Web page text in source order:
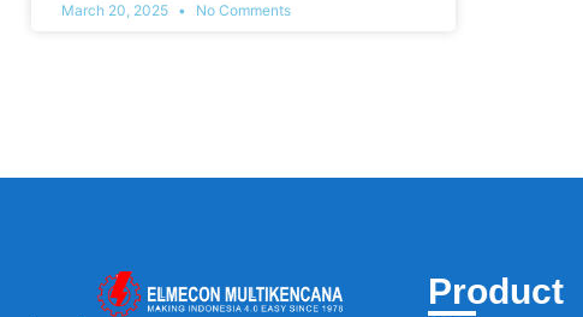
March 20, 2025 No Comments
Product